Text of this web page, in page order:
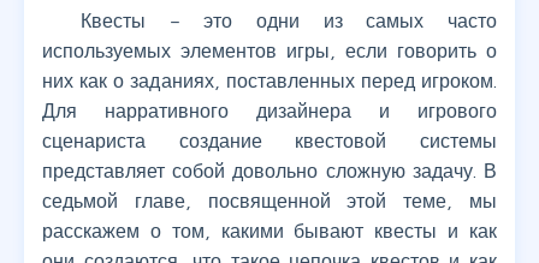
Квесты – это одни из самых часто
используемых элементов игры, если говорить о
них как о заданиях, поставленных перед игроком.
Для нарративного дизайнера и игрового
сценариста создание квестовой системы
представляет собой довольно сложную задачу. В
седьмой главе, посвященной этой теме, мы
расскажем о том, какими бывают квесты и как